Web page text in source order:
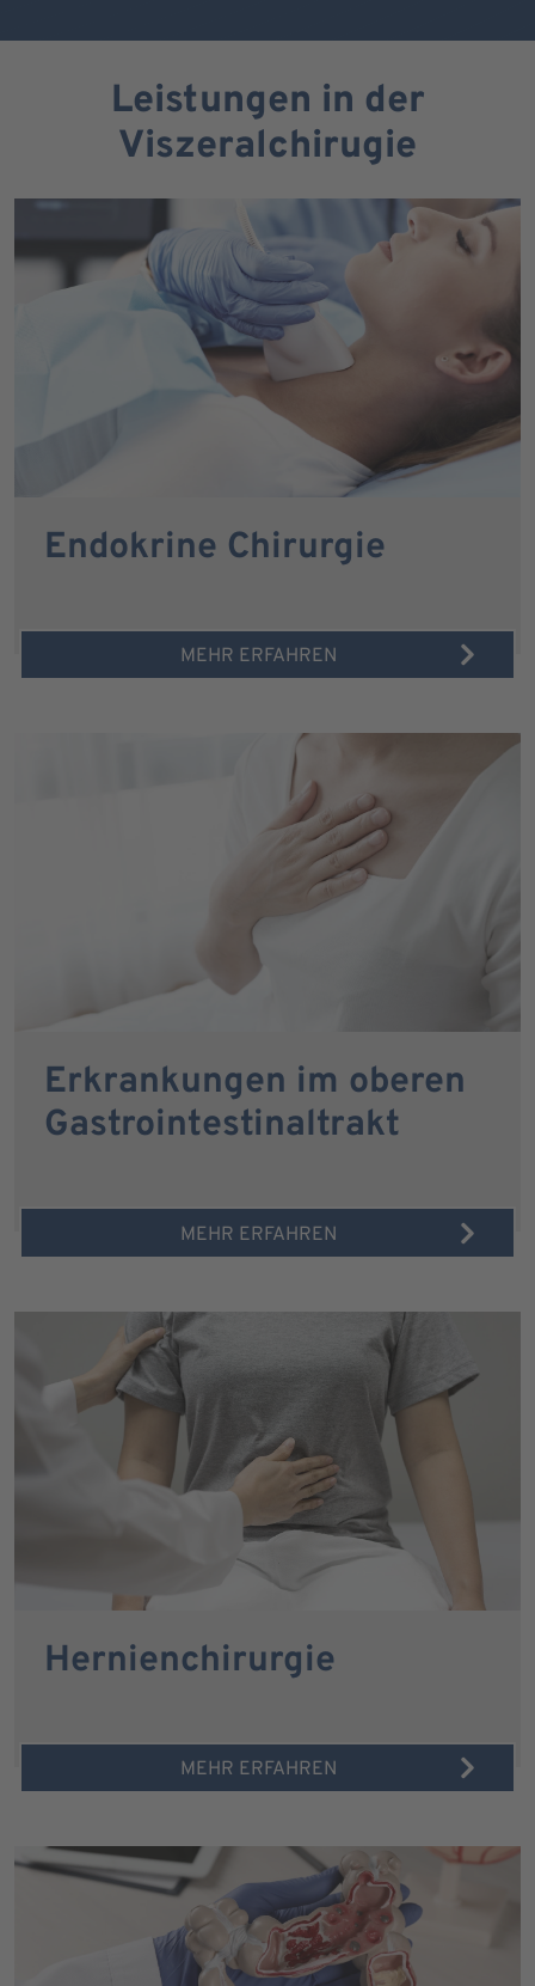
Leistungen in der
Viszeralchirugie
Endokrine Chirurgie
MEHR ERFAHREN
Erkrankungen im oberen
Gastrointestinaltrakt
MEHR ERFAHREN
Hernienchirurgie
MEHR ERFAHREN